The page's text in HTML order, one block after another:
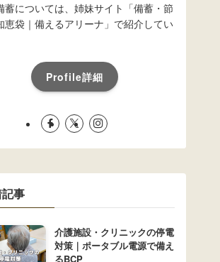
蓄については、姉妹サイト「備蓄・節
恵袋｜備えるアリーナ」で紹介してい
Profile詳細
事
介護施設・クリニックの停電
対策｜ポータブル電源で備え
るBCP